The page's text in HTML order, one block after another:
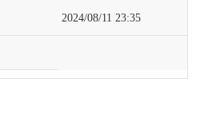
2024/08/11 23:35